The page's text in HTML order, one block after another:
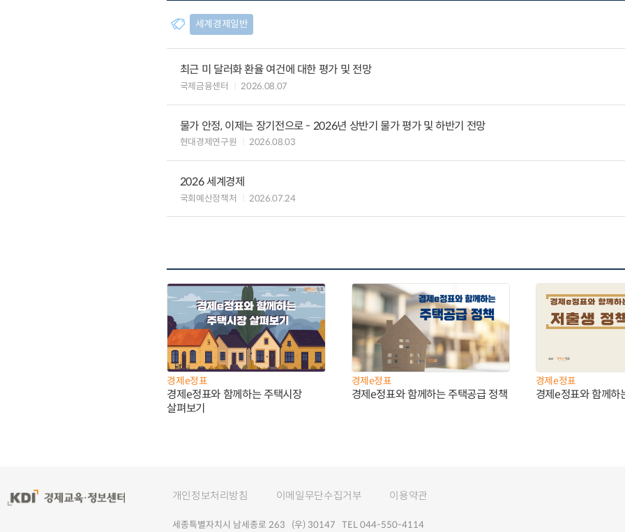
세계경제일반
최근 미 달러화 환율 여건에 대한 평가 및 전망
국제금융센터 2026.08.07
물가 안정, 이제는 장기전으로 - 2026년 상반기 물가 평가 및 하반기 전망
현대경제연구원 2026.08.03
2026 세계경제
국회예산정책처 2026.07.24
경제e정표
경제e정표와 함께하는 주택시장
살펴보기
경제e정표
경제e정표와 함께하는 주택공급 정책
경제e정표
경제e정표와 함께하
개인정보처리방침 이메일무단수집거부 이용약관
세종특별자치시 남세종로 263 (우) 30147 TEL 044-550-4114